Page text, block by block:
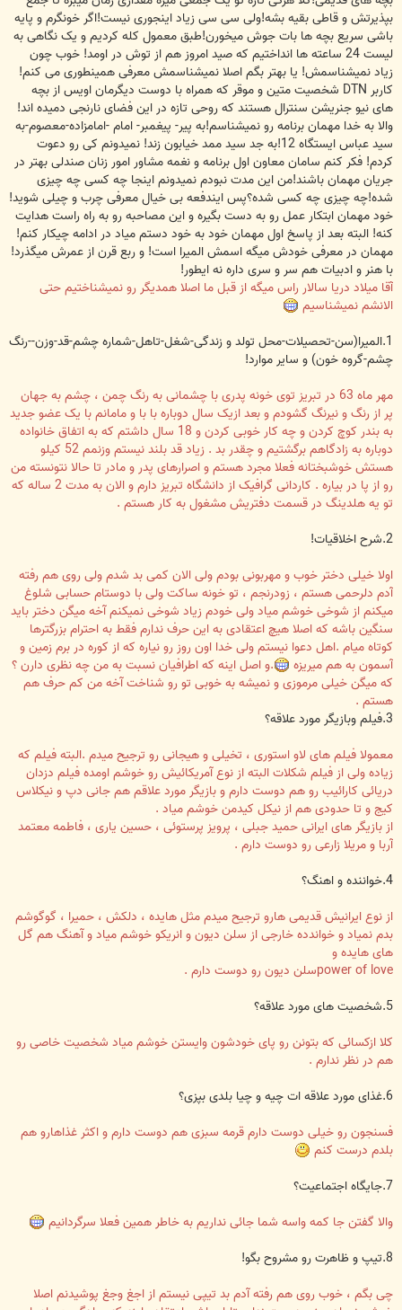
بپذیرتش و قاطی بقیه بشه!ولی سی سی زیاد اینجوری نیست!اگر خونگرم و پایه
باشی سریع بچه ها بات جوش میخورن!طبق معمول کله کردیم و یک نگاهی به
لیست 24 ساعته ها انداختیم که صید امروز هم از توش در اومد! خوب چون
زیاد نمیشناسمش! یا بهتر بگم اصلا نمیشناسمش معرفی همینطوری می کنم!
کاربر DTN شخصیت متین و موقر که همراه با دوست دیگرمان اویس از بچه
های نیو جنریشن سنترال هستند که روحی تازه در این فضای نارنجی دمیده اند!
والا به خدا مهمان برنامه رو نمیشناسم!به پیر- پیغمبر- امام -امامزاده-معصوم-به
سید عباس ایستگاه 12!به جد سید ممد خیابون زند! نمیدونم کی رو دعوت
کردم! فکر کنم سامان معاون اول برنامه و نغمه مشاور امور زنان صندلی بهتر در
جریان مهمان باشند!من این مدت نبودم نمیدونم اینجا چه کسی چه چیزی
شده!چه چیزی چه کسی شده؟پس ایندفعه بی خیال معرفی چرب و چیلی شوید!
خود مهمان ابتکار عمل رو به دست بگیره و این مصاحبه رو به راه راست هدایت
کنه! البته بعد از پاسخ اول مهمان خود به خود دستم میاد در ادامه چیکار کنم!
مهمان در معرفی خودش میگه اسمش المیرا است! و ربع قرن از عمرش میگذرد!
با هنر و ادبیات هم سر و سری داره نه ایطور!
آقا میلاد دریا سالار راس میگه از قبل ما اصلا همدیگر رو نمیشناختیم حتی
الانشم نمیشناسیم
1.المیرا(سن-تحصیلات-محل تولد و زندگی-شغل-تاهل-شماره چشم-قد-وزن--رنگ
چشم-گروه خون) و سایر موارد!
مهر ماه 63 در تبریز توی خونه پدری با چشمانی به رنگ چمن ، چشم به جهان
پر از رنگ و نیرنگ گشودم و بعد ازیک سال دوباره با با و مامانم با یک عضو جدید
به بندر کوچ کردن و چه کار خوبی کردن و 18 سال داشتم که به اتفاق خانواده
دوباره به زادگاهم برگشتیم و چقدر بد . زیاد قد بلند نیستم وزنمم 52 کیلو
هستش خوشبختانه فعلا مجرد هستم و اصرارهای پدر و مادر تا حالا نتونسته من
رو از پا در بیاره . کاردانی گرافیک از دانشگاه تبریز دارم و الان به مدت 2 ساله که
تو یه هلدینگ در قسمت دفتریش مشغول به کار هستم .
2.شرح اخلاقیات!
اولا خیلی دختر خوب و مهربونی بودم ولی الان کمی بد شدم ولی روی هم رفته
آدم دلرحمی هستم ، زودرنجم ، تو خونه ساکت ولی با دوستام حسابی شلوغ
میکنم از شوخی خوشم میاد ولی خودم زیاد شوخی نمیکنم آخه میگن دختر باید
سنگین باشه که اصلا هیچ اعتقادی به این حرف ندارم فقط به احترام بزرگترها
کوتاه میام .اهل دعوا نیستم ولی خدا اون روز رو نیاره که از کوره در برم زمین و
آسمون به هم میریزه
.و اصل اینه که اطرافیان نسبت به من چه نظری دارن ؟
که میگن خیلی مرموزی و نمیشه به خوبی تو رو شناخت آخه من کم حرف هم
هستم .
3.فیلم وبازیگر مورد علاقه؟
معمولا فیلم های لاو استوری ، تخیلی و هیجانی رو ترجیح میدم .البته فیلم که
زیاده ولی از فیلم شکلات البته از نوع آمریکائیش رو خوشم اومده فیلم دزدان
دریائی کارائیب رو هم دوست دارم و بازیگر مورد علاقم هم جانی دپ و نیکلاس
کیج و تا حدودی هم از نیکل کیدمن خوشم میاد .
از بازیگر های ایرانی حمید جبلی ، پرویز پرستوئی ، حسین یاری ، فاطمه معتمد
آربا و مریلا زارعی رو دوست دارم .
4.خواننده و اهنگ؟
از نوع ایرانیش قدیمی هارو ترجیح میدم مثل هایده ، دلکش ، حمیرا ، گوگوشم
بدم نمیاد و خواندده خارجی از سلن دیون و انریکو خوشم میاد و آهنگ هم گل
های هایده و
power of loveسلن دیون رو دوست دارم .
5.شخصیت های مورد علاقه؟
کلا ازکسائی که بتونن رو پای خودشون وایستن خوشم میاد شخصیت خاصی رو
هم در نظر ندارم .
6.غذای مورد علاقه ات چیه و چیا بلدی بپزی؟
فسنجون رو خیلی دوست دارم قرمه سبزی هم دوست دارم و اکثر غذاهارو هم
بلدم درست کنم
7.جایگاه اجتماعیت؟
والا گفتن جا کمه واسه شما جائی نداریم به خاطر همین فعلا سرگردانیم
8.تیپ و ظاهرت رو مشروح بگو!
چی بگم ، خوب روی هم رفته آدم بد تیپی نیستم از اجغ وجغ پوشیدنم اصلا